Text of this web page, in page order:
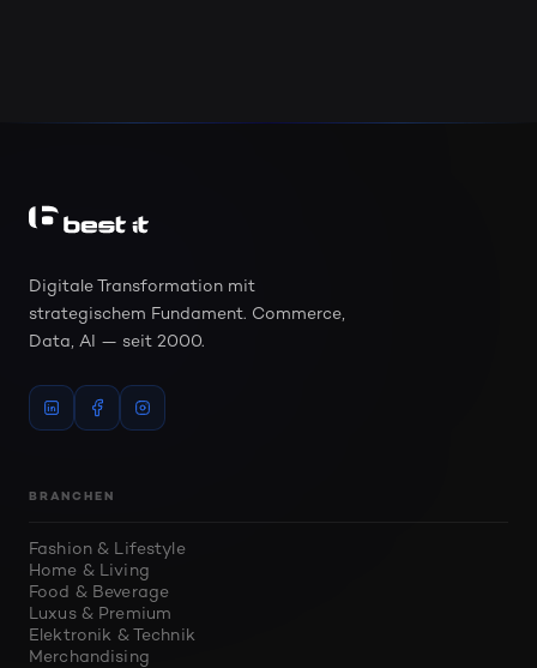
Digitale Transformation mit
strategischem Fundament. Commerce,
Data, AI — seit 2000.
BRANCHEN
Fashion & Lifestyle
Home & Living
Food & Beverage
Luxus & Premium
Elektronik & Technik
Merchandising